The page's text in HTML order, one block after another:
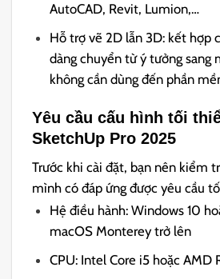
AutoCAD, Revit, Lumion,…
Hỗ trợ vẽ 2D lẫn 3D: kết hợp
dàng chuyển từ ý tưởng sang
không cần dùng đến phần
Yêu cầu cấu hình tối
SketchUp Pro 2025
Trước khi cài đặt, bạn nên kiểm
mình có đáp ứng được yêu cầu
Hệ điều hành: Windows 10
macOS Monterey trở lên
CPU: Intel Core i5 hoặc AMD